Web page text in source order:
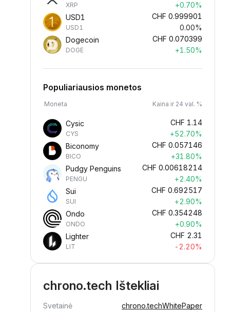
XRP
+0.70%
USD1
USD1
CHF 0.999901
0.00%
Dogecoin
DOGE
CHF 0.070399
+1.50%
Populiariausios monetos
Moneta Kaina ir 24 val. %
Cysic
CYS
CHF 1.14
+52.70%
Biconomy
BICO
CHF 0.057146
+31.80%
Pudgy Penguins
PENGU
CHF 0.00618214
+2.40%
Sui
SUI
CHF 0.692517
+2.90%
Ondo
ONDO
CHF 0.354248
+0.90%
Lighter
LIT
CHF 2.31
-2.20%
chrono.tech Ištekliai
Svetainė chrono.techWhitePaper